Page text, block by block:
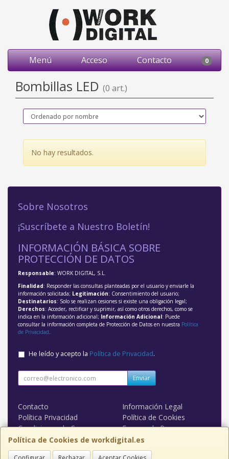
Menú Acceso Contacto 0
Bombillas LED (0 art.)
No hay resultados.
Política de Cookies de workdigital.es
Sobre Nosotros
¡Suscríbete a Nuestro Boletín!
INFORMACIÓN BÁSICA SOBRE
PROTECCIÓN DE DATOS
Responsable: WORK DIGITAL, S.L.
Finalidad: Responder las consultas planteadas por el usuario y enviarle la
información solicitada; Legitimación: Consentimiento del usuario;
Destinatarios: Solo se realizan cesiones si existe una obligación legal;
Derechos: Acceder, rectificar y suprimir, así como otros derechos, como se
indica en la información adicional; Información Adicional: Puede
consultar la información completa de Protección de Datos en nuestra Política
de Privacidad.
He leído y acepto la Política de Privacidad.
Enviar
Contacto
Información Legal
Política Privacidad
Política de Cookies
Condiciones de Compra
Formas de Pago
WORK DIGITAL